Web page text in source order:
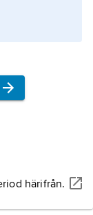
det
härifrån.